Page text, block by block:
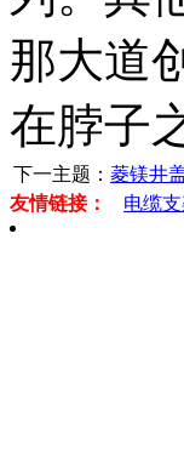
那大道
在脖子
下一主题： 菱镁井
友情链接：
电缆